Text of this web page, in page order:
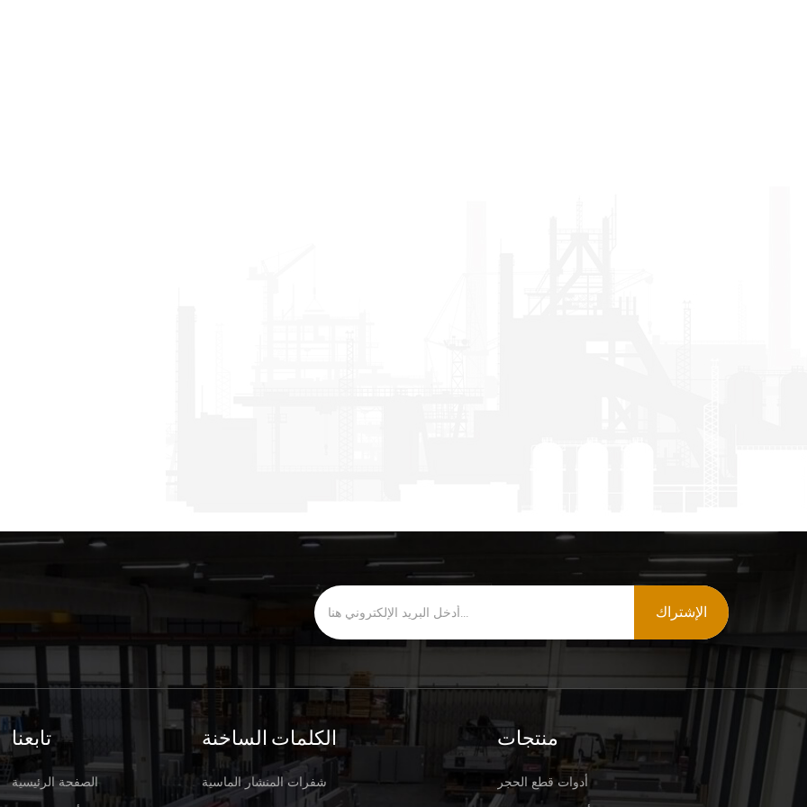
الإشتراك
تابعنا
الصفحة الرئيسية
الكلمات الساخنة
شفرات المنشار الماسية
منتجات
أدوات قطع الحجر